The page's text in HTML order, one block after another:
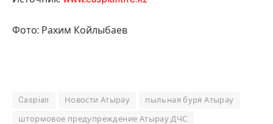
Фото: Рахим Койлыбаев
Caspian Новости Атырау пыльная буря Атырау
штормовое предупреждение Атырау ДЧС